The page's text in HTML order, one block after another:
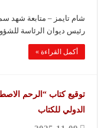
شام تايمز – متابعة شهد
رئيس ديوان الرئاسة
أكمل القراءة »
توقيع كتاب “الرحم
الدولي للكتاب